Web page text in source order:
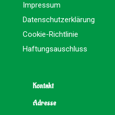
Impressum
Datenschutzerklärung
Cookie-Richtlinie
Haftungsauschluss
Kontakt
Adresse